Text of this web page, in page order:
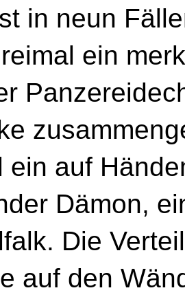
in neun
ein
ein auf
Dämon,
Die
auf den